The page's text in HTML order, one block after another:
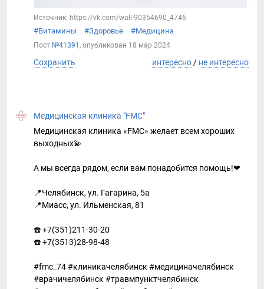
Источник: https://vk.com/wall-90354690_4746
#Витамины #Здоровье #Медицина
Пост №41391 , опубликован 18 мар 2024
Сохранить интересно / не интересно
Медицинская клиника "FMC"
Медицинская клиника «FMC» желает всем хороших
выходных💫
А мы всегда рядом, если вам понадобится помощь!❤⠀
📍Челябинск, ул. Гагарина, 5а⁣⁣⠀⁣⁣⠀
📍Миасс, ул. Ильменская, 81⁣⁣⠀⁣⁣⠀
☎️ +7(351)211-30-20
☎️ +7(3513)28-98-48
#fmc_74 #клиникачелябинск #медициначелябинск
#врачичелябинск #травмпунктчелябинск